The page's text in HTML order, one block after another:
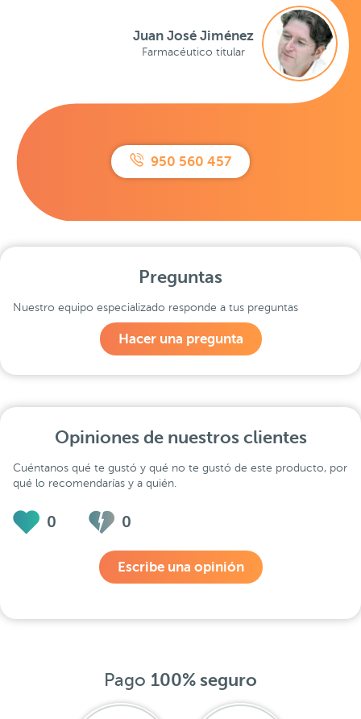
950 560 457
Juan José Jiménez
Farmacéutico titular
Preguntas
Nuestro equipo especializado responde a tus preguntas
Hacer una pregunta
Opiniones de nuestros clientes
Cuéntanos qué te gustó y qué no te gustó de este producto, por
qué lo recomendarías y a quién.
0 0
Escribe una opinión
Pago 100% seguro